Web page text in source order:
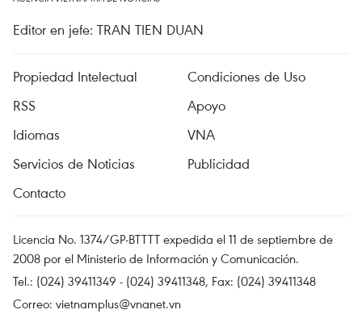
Editor en jefe: TRAN TIEN DUAN
Propiedad Intelectual
Condiciones de Uso
RSS
Apoyo
Idiomas
VNA
Servicios de Noticias
Publicidad
Contacto
Licencia No. 1374/GP-BTTTT expedida el 11 de septiembre de
2008 por el Ministerio de Información y Comunicación.
Tel.: (024) 39411349 - (024) 39411348, Fax: (024) 39411348
Correo: vietnamplus@vnanet.vn